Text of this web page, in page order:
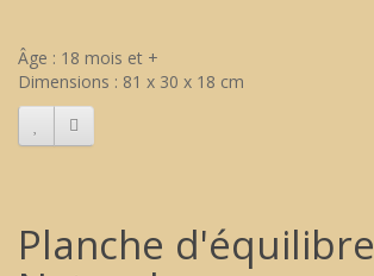
Âge : 18 mois et +
Dimensions : 81 x 30 x 18 cm
Planche d'équilibre